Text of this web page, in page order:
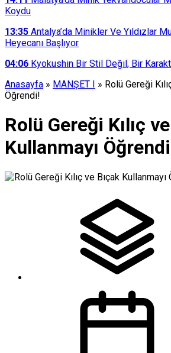
Koydu
13:35 Antalya’da Minikler Ve Yıldızlar
Heyecanı Başlıyor
04:06 Kyokushin Bir Stil Değil, Bir
Anasayfa » MANŞET I » Rolü Gereği
Öğrendi!
Rolü Gereği Kılıç
Kullanmayı